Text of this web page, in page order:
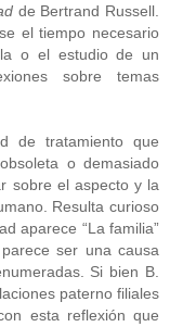
de Bertrand Russell.
el tiempo necesario
o el estudio de un
sobre temas
de tratamiento que
o demasiado
sobre el aspecto y la
Resulta curioso
aparece “La familia”
ser una causa
Si bien B.
paterno filiales
esta reflexión que